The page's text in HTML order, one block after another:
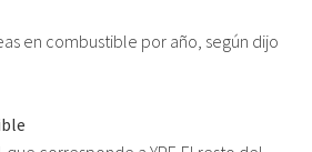
en combustible por año, según dijo